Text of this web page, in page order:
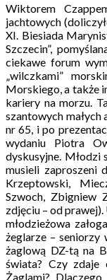
Wiktorem
jachtowych
XI. Biesiada
Szczecin”,
ciekawe forum
„wilczkami”
Morskiego, a także
kariery na morzu.
szantowych
nr 65, i po
wydaniu Piotra
dyskusyjne. Młodzi
musieli zaproszeni
Krzeptowski,
Szwoch, Zbigniew
zdjęciu – od
młodzieżowa
żeglarze – seniorzy
żaglową DZ-tą na
świata? Czy zdaje
Żaglami?